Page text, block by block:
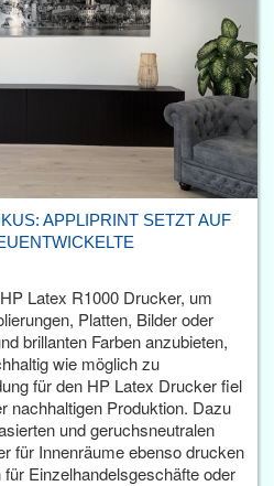
APPLIPRINT SETZT AUF
Latex R1000 Drucker, um
Platten, Bilder oder
brillanten Farben anzubieten,
wie möglich zu
für den HP Latex Drucker fiel
nachhaltigen Produktion. Dazu
und geruchsneutralen
für Innenräume ebenso drucken
Einzelhandelsgeschäfte oder